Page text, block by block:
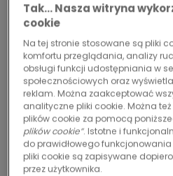
Tak… Nasza witryna
cookie
Na tej stronie stosowane są pliki
komfortu przeglądania, analizy
obsługi funkcji udostępniania w
społecznościowych oraz
reklam. Można zaakceptować
analityczne pliki cookie. Można
plików cookie za pomocą
plików cookie”. Istotne i
do prawidłowego funkcjonowania
pliki cookie są zapisywane
przez użytkownika.